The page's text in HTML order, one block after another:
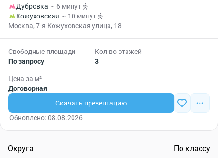
Дубровка ~ 6 минут
Кожуховская ~ 10 минут
Москва, 7-я Кожуховская улица, 18
Свободные площади
По запросу
Кол-во этажей
3
Цена за м²
Договорная
Скачать презентацию
Обновлено: 08.08.2026
Округа
По классу